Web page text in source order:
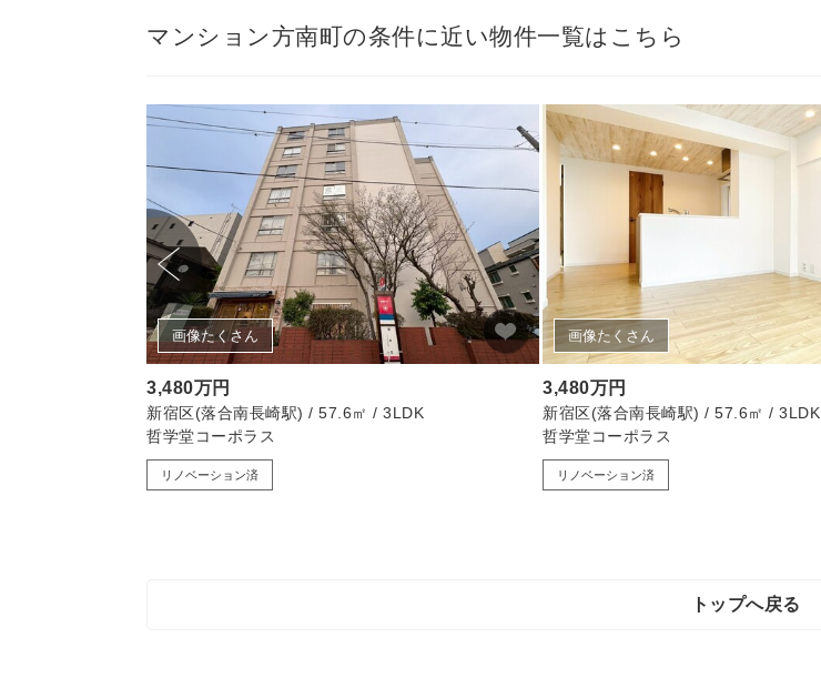
マンション方南町の条件に近い物件一覧はこちら
画像たくさん
3,480万円
新宿区(落合南長崎駅) / 57.6㎡ / 3LDK
哲学堂コーポラス
リノベーション済
画像たくさん
3,480万円
新宿区(落合南長崎駅) / 57.6㎡ / 3LDK
哲学堂コーポラス
リノベーション済
トップへ戻る